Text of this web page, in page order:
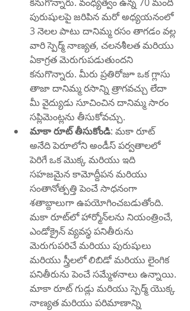
పురుషులపై జరిపిన మరో అధ్యయనంలో
3 నెలల పాటు దానిమ్మ రసం తాగడం వల్ల
వారి స్పెర్మ్ నాణ్యత, చలనశీలత మరియు
ఏకాగ్రత మెరుగుపడుతుందని
కనుగొన్నారు. మీరు ప్రతిరోజూ ఒక గ్లాసు
తాజా దానిమ్మ రసాన్ని త్రాగవచ్చు లేదా
మీ వైద్యుడు సూచించిన దానిమ్మ సారం
సప్లిమెంట్లను తీసుకోవచ్చు.
మాకా రూట్ తీసుకోండి: మకా రూట్
అనేది పెరూలోని అండీస్ పర్వతాలలో
పెరిగే ఒక మొక్క మరియు ఇది
సహజమైన కామోద్దీపన మరియు
సంతానోత్పత్తి పెంచే సాధనంగా
శతాబ్దాలుగా ఉపయోగించబడుతోంది.
మకా రూట్‌లో హార్మోన్‌లను నియంత్రించే,
ఎండోక్రైన్ వ్యవస్థ పనితీరును
మెరుగుపరిచే మరియు పురుషులు
మరియు స్త్రీలలో లిబిడో మరియు లైంగిక
పనితీరును పెంచే సమ్మేళనాలు ఉన్నాయి.
మాకా రూట్ గుడ్లు మరియు స్పెర్మ్ యొక్క
నాణ్యత మరియు పరిమాణాన్ని